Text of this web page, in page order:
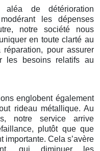
de détérioration
les dépenses
notre société nous
en toute clarté au
pour assurer
les besoins relatifs au
englobent également
rideau métallique. Au
notre service arrive
plutôt que que
importante. Cela s’avère